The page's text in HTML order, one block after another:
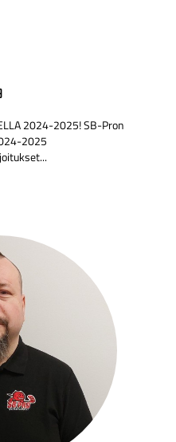
2024-2025! SB-Pron
2025